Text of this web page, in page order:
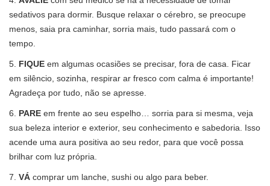
sedativos para dormir. Busque relaxar o cérebro, se preocupe
menos, saia pra caminhar, sorria mais, tudo passará com o
tempo.
5. FIQUE em algumas ocasiões se precisar, fora de casa. Ficar
em silêncio, sozinha, respirar ar fresco com calma é importante!
Agradeça por tudo, não se apresse.
6. PARE em frente ao seu espelho… sorria para si mesma, veja
sua beleza interior e exterior, seu conhecimento e sabedoria. Isso
acende uma aura positiva ao seu redor, para que você possa
brilhar com luz própria.
7. VÁ comprar um lanche, sushi ou algo para beber.